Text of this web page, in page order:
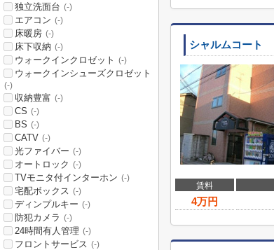
シャルムコート
賃料
4万円
独立洗面台 (-)
エアコン (-)
床暖房 (-)
床下収納 (-)
ウォークインクロゼット (-)
ウォークインシューズクロゼット
(-)
収納豊富 (-)
CS (-)
BS (-)
CATV (-)
光ファイバー (-)
オートロック (-)
TVモニタ付インターホン (-)
宅配ボックス (-)
ディンプルキー (-)
防犯カメラ (-)
24時間有人管理 (-)
フロントサービス (-)